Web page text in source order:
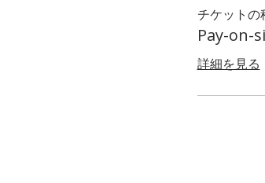
チケットの
Pay-on-
詳細を見る